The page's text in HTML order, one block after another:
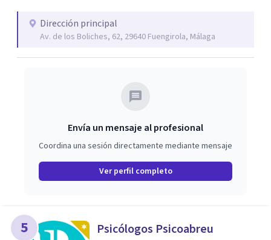
psicólogo especialista en Psicología Jurídica y Forense
elabora peritajes psicológicos con gran dedicación y
detalle.
Dirección principal
Av. de los Boliches, 62, 29640 Fuengirola, Málaga
Envía un mensaje al profesional
Coordina una sesión directamente mediante mensaje
Ver perfil completo
5 Psicólogos Psicoabreu